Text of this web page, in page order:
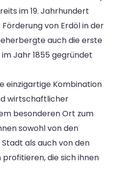
im 19. Jahrhundert
von Erdöl in der
auch die erste
Jahr 1855 gegründet
einzigartige Kombination
wirtschaftlicher
besonderen Ort zum
sowohl von den
als auch von den
die sich ihnen